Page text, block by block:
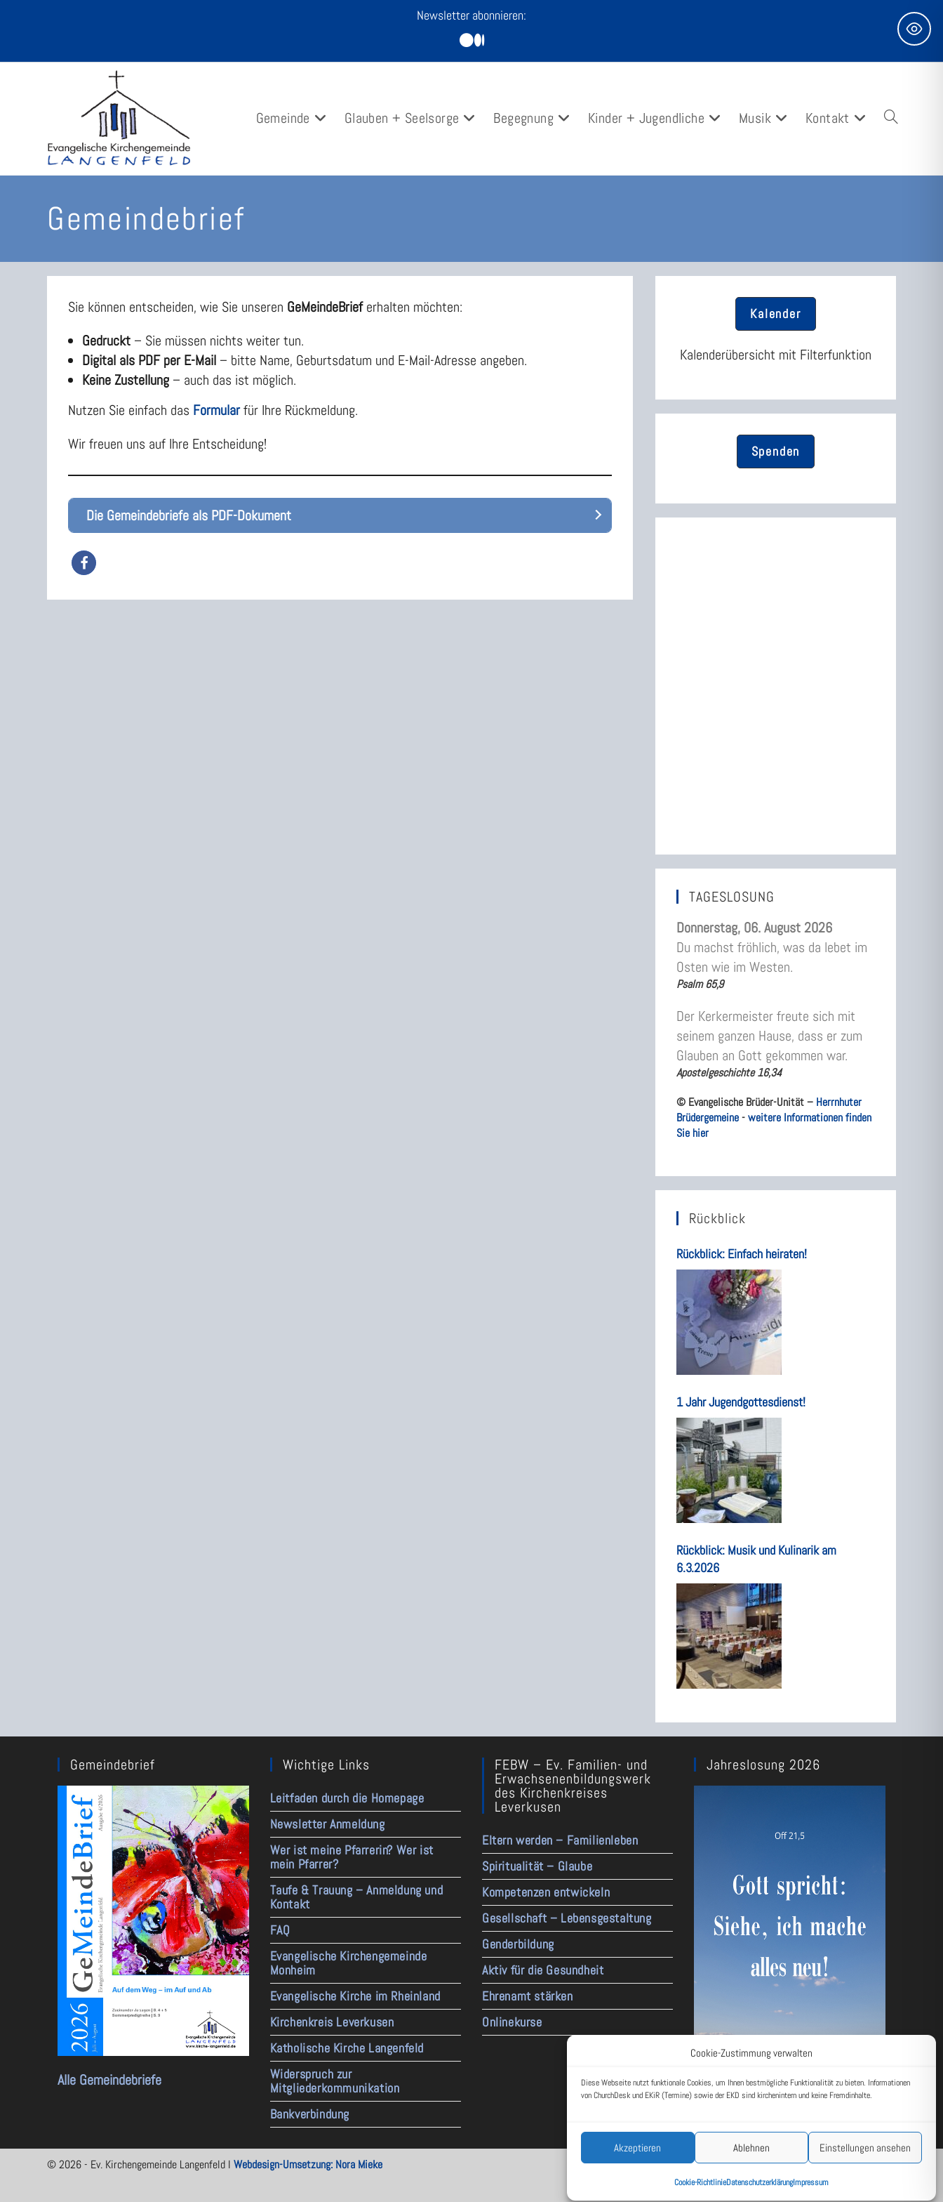
Cookie-Zustimmung verwalten
Diese Webseite nutzt funktionale Cookies, um Ihnen bestmögliche Funktionalität zu bieten. Informationen
von ChurchDesk und EKiR (Termine) sowie der EKD sind kirchenintern und keine Fremdinhalte.
Akzeptieren Ablehnen Einstellungen ansehen
Cookie-RichtlinieDatenschutzerklärungImpressum
Newsletter abonnieren:
Gemeinde Glauben + Seelsorge Begegnung Kinder + Jugendliche Musik Kontakt Website-
Gemeindebrief
Sie können entscheiden, wie Sie unseren GeMeindeBrieferhalten möchten:
Gedruckt – Sie müssen nichts weiter tun.
Digital als PDF per E-Mail – bitte Name, Geburtsdatum und E-Mail-Adresse angeben.
Keine Zustellung – auch das ist möglich.
Nutzen Sie einfach das Formularfür Ihre Rückmeldung.
Wir freuen uns auf Ihre Entscheidung!
Die Gemeindebriefe als PDF-Dokument
Kalender
Kalenderübersicht mit Filterfunktion
Spenden
TAGESLOSUNG
Donnerstag, 06. August 2026
Du machst fröhlich, was da lebet im
Osten wie im Westen.
Psalm 65,9
Der Kerkermeister freute sich mit
seinem ganzen Hause, dass er zum
Glauben an Gott gekommen war.
Apostelgeschichte 16,34
© Evangelische Brüder-Unität – Herrnhuter
Brüdergemeine-weitere Informationen finden
Sie hier
Rückblick
Rückblick: Einfach heiraten!
1 Jahr Jugendgottesdienst!
Rückblick: Musik und Kulinarik am
6.3.2026
Gemeindebrief
Alle Gemeindebriefe
Wichtige Links
Leitfaden durch die Homepage
Newsletter Anmeldung
Wer ist meine Pfarrerin? Wer ist
mein Pfarrer?
Taufe & Trauung – Anmeldung und
Kontakt
FAQ
Evangelische Kirchengemeinde
Monheim
Evangelische Kirche im Rheinland
Kirchenkreis Leverkusen
Katholische Kirche Langenfeld
Widerspruch zur
Mitgliederkommunikation
Bankverbindung
FEBW – Ev. Familien- und
Erwachsenenbildungswerk
des Kirchenkreises
Leverkusen
Eltern werden – Familienleben
Spiritualität – Glaube
Kompetenzen entwickeln
Gesellschaft – Lebensgestaltung
Genderbildung
Aktiv für die Gesundheit
Ehrenamt stärken
Onlinekurse
Jahreslosung 2026
Rückblick Impressum Datenschutzerklärung Cookie-Richtlinie (EU)
© 2026 - Ev. Kirchengemeinde Langenfeld IWebdesign-Umsetzung: Nora Mieke